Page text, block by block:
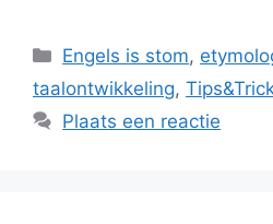
Categorieën
Engels is stom,
taalontwikkeling,
Plaats een reactie